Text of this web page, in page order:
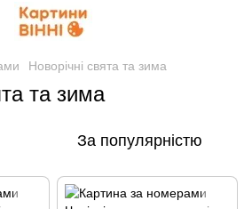
Новорічні свята та зима
та зима
За популярністю